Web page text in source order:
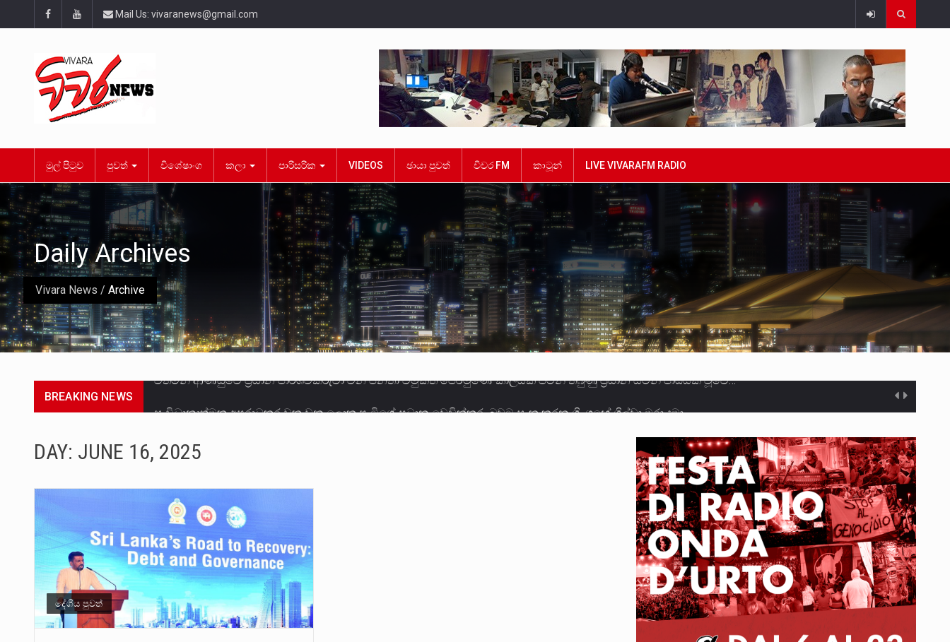
Mail Us: vivaranews@gmail.com
මුල් පිටුව පුවත් විශේෂාංග කලා පාරිසරික VIDEOS ඡායා පුවත් විවර FM කාටූන් LIVE VIVARAFM RADIO
Vivara News / Archive
Daily Archives
BREAKING NEWS
බන්ධනාගාර රැදවියන් 1,021 දෙනෙකු ඉකුත් වසර පහක කාලය තුලදී (2020 ජනවාරි 01 සිට 2025 දෙසැම්බර්…
මහර බන්ධනාගාරයේ අද ඇතිවූ සිද්ධියෙන් තුවාල ලැබූ බව කියන රැඳවියන් ගණන ඉහළ ගොස් තිබේ. ඒ…
අගෝස්තු මස දෙවන ඉරිදා ලිට් රූම් සූම් සංවාදය පැවැත්වෙන්නේ "කතා කරන මහ වැව" නම් නකතාවක්…
ලාල් කාන්ත ඇමතිවරයා අධිකරණ විනිශ්චයකාරවරුන්ගේ විශ්‍රාම යෑමේ වයස සම්බන්ධයෙන් නිහඬව සිටින ලෙස තමාට දැනුම් දුන්…
හිටපු පොලිස්පති පූජිත් ජයසුන්දරට සහ හිටපු ආරක්ෂක අමාත්‍යංශ ලේකම් හේමසිරි ප්‍රනාන්දු විශේෂ ත්‍රිපුද්ගල මහාධිකරණය විසින්…
පසුගිය මැයි මස 31 දිනෙන් අවසන් වූ වසර තුළ ලොව පුරා විවිධ තනතුරු නාම වලින්…
DAY: JUNE 16, 2025
දේශීය පුවත්